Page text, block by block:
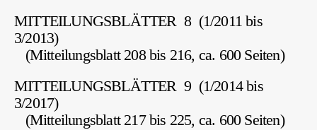
MITTEILUNGSBLÄTTER 8 (1/2011 bis
3/2013)
(Mitteilungsblatt 208 bis 216, ca. 600 Seiten)
MITTEILUNGSBLÄTTER 9 (1/2014 bis
3/2017)
(Mitteilungsblatt 217 bis 225, ca. 600 Seiten)